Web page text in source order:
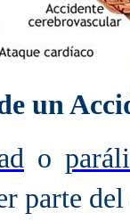
un
o
parte del